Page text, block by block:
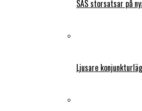
SAS storsatsar på
Ljusare